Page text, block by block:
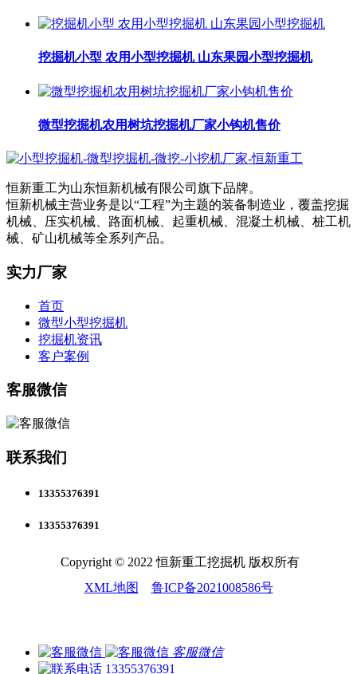
挖掘机小型 农用小型挖掘机 山东果园小型挖掘机
微型挖掘机农用树坑挖掘机厂家小钩机售价
恒新重工为山东恒新机械有限公司旗下品牌。
恒新机械主营业务是以“工程”为主题的装备制造业，覆盖挖掘
机械、压实机械、路面机械、起重机械、混凝土机械、桩工机
械、矿山机械等全系列产品。
实力厂家
首页
微型小型挖掘机
挖掘机资讯
客户案例
客服微信
联系我们
13355376391
13355376391
Copyright © 2022 恒新重工挖掘机 版权所有
XML地图
鲁ICP备2021008586号
客服微信
13355376391